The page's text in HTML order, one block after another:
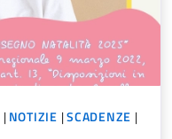
|NOTIZIE |SCADENZE |